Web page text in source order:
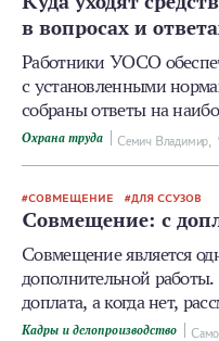
в вопросах и
Работники УОСО
с установленными
собраны ответы на
Охрана труда Семич Владимир,
СОВМЕЩЕНИЕ ДЛЯ ССУЗОВ
Совмещение: с
Совмещение является
дополнительной работы.
доплата, а когда нет,
Кадры и делопроизводство